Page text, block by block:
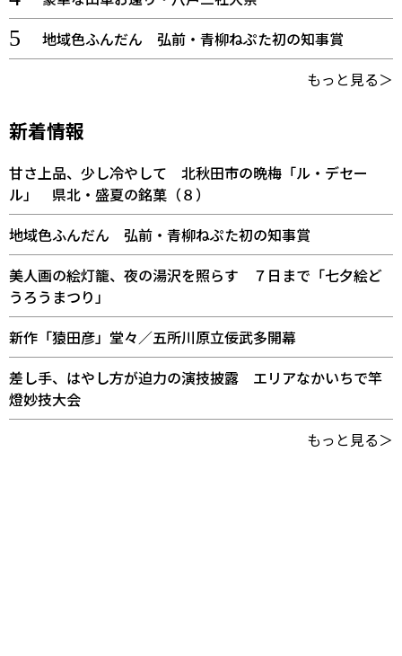
地域色ふんだん 弘前・青柳ねぷた初の知事賞
もっと見る＞
新着情報
甘さ上品、少し冷やして 北秋田市の晩梅「ル・デセー
ル」 県北・盛夏の銘菓（８）
地域色ふんだん 弘前・青柳ねぷた初の知事賞
美人画の絵灯籠、夜の湯沢を照らす ７日まで「七夕絵ど
うろうまつり」
新作「猿田彦」堂々／五所川原立佞武多開幕
差し手、はやし方が迫力の演技披露 エリアなかいちで竿
燈妙技大会
もっと見る＞